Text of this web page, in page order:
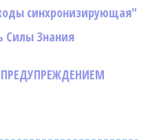
синхронизирующая"
Силы Знания